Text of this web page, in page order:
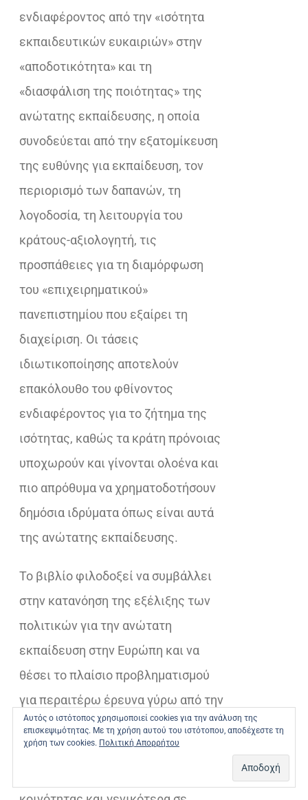
ενδιαφέροντος από την «ισότητα
εκπαιδευτικών ευκαιριών» στην
«αποδοτικότητα» και τη
«διασφάλιση της ποιότητας» της
ανώτατης εκπαίδευσης, η οποία
συνοδεύεται από την εξατομίκευση
της ευθύνης για εκπαίδευση, τον
περιορισμό των δαπανών, τη
λογοδοσία, τη λειτουργία του
κράτους-αξιολογητή, τις
προσπάθειες για τη διαμόρφωση
του «επιχειρηματικού»
πανεπιστημίου που εξαίρει τη
διαχείριση. Οι τάσεις
ιδιωτικοποίησης αποτελούν
επακόλουθο του φθίνοντος
ενδιαφέροντος για το ζήτημα της
ισότητας, καθώς τα κράτη πρόνοιας
υποχωρούν και γίνονται ολοένα και
πιο απρόθυμα να χρηματοδοτήσουν
δημόσια ιδρύματα όπως είναι αυτά
της ανώτατης εκπαίδευσης.
Το βιβλίο φιλοδοξεί να συμβάλλει
στην κατανόηση της εξέλιξης των
πολιτικών για την ανώτατη
εκπαίδευση στην Ευρώπη και να
θέσει το πλαίσιο προβληματισμού
για περαιτέρω έρευνα γύρω από την
κατεύθυνση των πολιτικών στο
συγκεκριμένο πεδίο. Απευθύνεται
Αυτός ο ιστότοπος χρησιμοποιεί cookies για την ανάλυση της
επισκεψιμότητας. Με τη χρήση αυτού του ιστότοπου, αποδέχεστε τη
χρήση των cookies. Πολιτική Απορρήτου